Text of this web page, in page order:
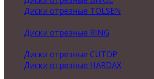
Диски отрезные TOLSEN
Диски отрезные RING
Диски отрезные CUTOP
Диски отрезные HARDAX